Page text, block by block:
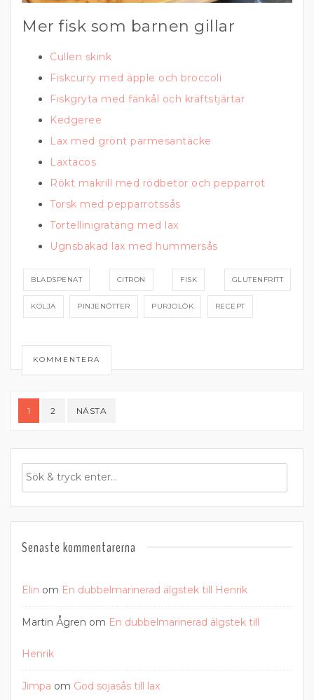
Mer fisk som barnen gillar
Cullen skink
Fiskcurry med äpple och broccoli
Fiskgryta med fänkål och kräftstjärtar
Kedgeree
Lax med grönt parmesantäcke
Laxtacos
Rökt makrill med rödbetor och pepparrot
Torsk med pepparrotssås
Tortellinigratäng med lax
Ugnsbakad lax med hummersås
BLADSPENAT CITRON FISK GLUTENFRITT
KOLJA PINJENÖTTER PURJOLÖK RECEPT
KOMMENTERA
Sidnumrering
för
1 2 NÄSTA
Senaste kommentarerna
Elin om En dubbelmarinerad älgstek till Henrik
Martin Ågren om En dubbelmarinerad älgstek till
Henrik
Jimpa om God sojasås till lax